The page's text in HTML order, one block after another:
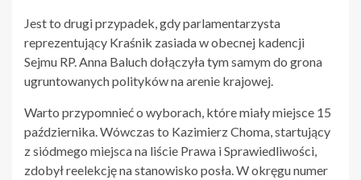
Jest to drugi przypadek, gdy parlamentarzysta
reprezentujący Kraśnik zasiada w obecnej kadencji
Sejmu RP. Anna Baluch dołączyła tym samym do grona
ugruntowanych polityków na arenie krajowej.
Warto przypomnieć o wyborach, które miały miejsce 15
października. Wówczas to Kazimierz Choma, startujący
z siódmego miejsca na liście Prawa i Sprawiedliwości,
zdobył reelekcję na stanowisko posła. W okręgu numer